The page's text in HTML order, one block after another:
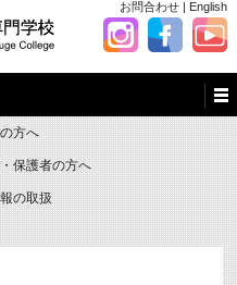
お問合わせ | English
方へ
保護者の方へ
の取扱